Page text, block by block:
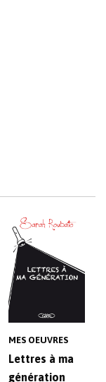
MES OEUVRES
Lettres à ma
génération